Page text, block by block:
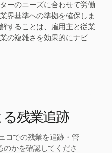
ーのニーズに合わせて労働
界基準への準拠を確保しま
することは、雇用主と従業
の複雑さを効果的にナビ
残業追跡
コでの残業を追跡・管
のかを確認してくださ